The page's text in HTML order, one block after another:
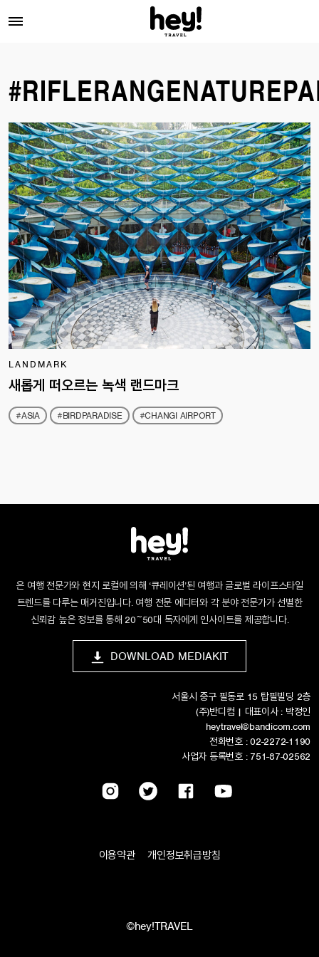
LANDMARK
새롭게 떠오르는 녹색 랜드마크
#ASIA #BIRDPARADISE #CHANGI AIRPORT
은 여행 전문가와 현지 로컬에 의해 ‘큐레이션’된 여행과 글로벌 라이프스타일
트렌드를 다루는 매거진입니다. 여행 전문 에디터와 각 분야 전문가가 선별한
신뢰감 높은 정보를 통해 20~50대 독자에게 인사이트를 제공합니다.
DOWNLOAD MEDIAKIT
서울시 중구 필동로 15 탑필빌딩 2층
(주)반디컴 | 대표이사 : 박정인
heytravel@bandicom.com
전화번호 : 02-2272-1190
사업자 등록번호 : 751-87-02562
이용약관 개인정보취급방침
©hey!TRAVEL